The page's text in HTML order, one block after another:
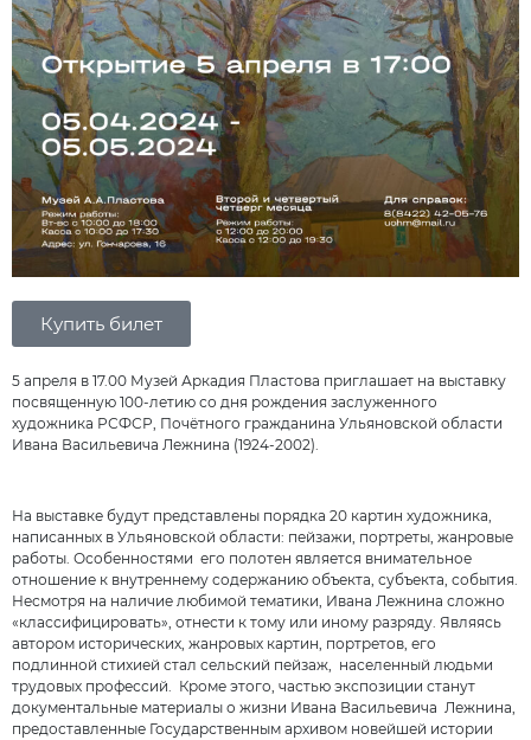
Купить билет
5 апреля в 17.00 Музей Аркадия Пластова приглашает на выставку
посвященную 100-летию со дня рождения заслуженного
художника РСФСР, Почётного гражданина Ульяновской области
Ивана Васильевича Лежнина (1924-2002).
На выставке будут представлены порядка 20 картин художника,
написанных в Ульяновской области: пейзажи, портреты, жанровые
работы. Особенностями его полотен является внимательное
отношение к внутреннему содержанию объекта, субъекта, события.
Несмотря на наличие любимой тематики, Ивана Лежнина сложно
«классифицировать», отнести к тому или иному разряду. Являясь
автором исторических, жанровых картин, портретов, его
подлинной стихией стал сельский пейзаж, населенный людьми
трудовых профессий. Кроме этого, частью экспозиции станут
документальные материалы о жизни Ивана Васильевича Лежнина,
предоставленные Государственным архивом новейшей истории